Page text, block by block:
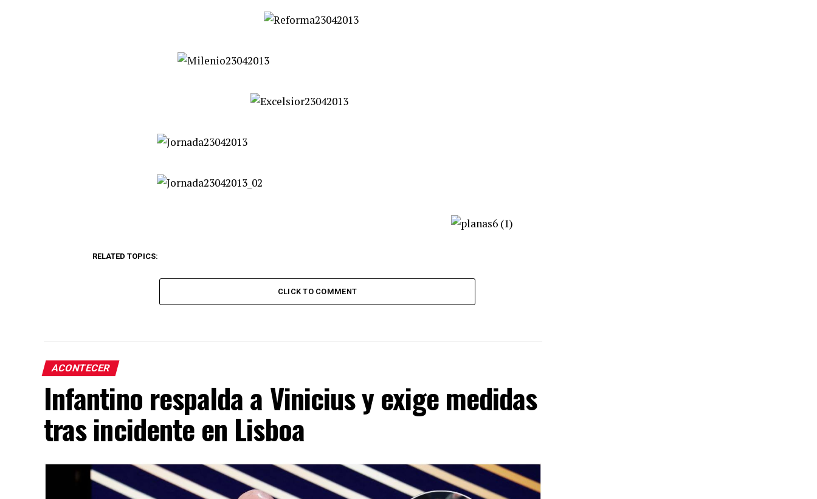
RELATED TOPICS:
CLICK TO COMMENT
ACONTECER
Infantino respalda a Vinicius y exige medidas
tras incidente en Lisboa